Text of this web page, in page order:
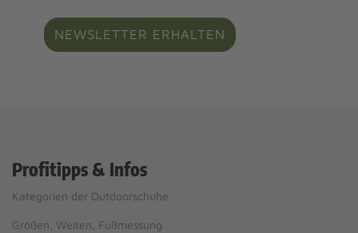
NEWSLETTER ERHALTEN
Profitipps & Infos
Kategorien der Outdoorschuhe
Größen, Weiten, Fußmessung